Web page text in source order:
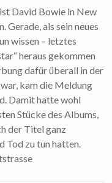
David Bowie in New
Gerade, als sein neues
wissen – letztes
heraus gekommen
dafür überall in der
kam die Meldung
Damit hatte wohl
Stücke des Albums,
der Titel ganz
Tod zu tun hatten.